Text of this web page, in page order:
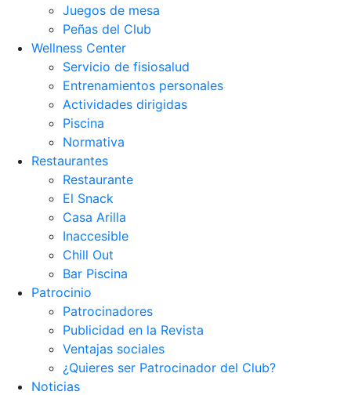
Juegos de mesa
Peñas del Club
Wellness Center
Servicio de fisiosalud
Entrenamientos personales
Actividades dirigidas
Piscina
Normativa
Restaurantes
Restaurante
El Snack
Casa Arilla
Inaccesible
Chill Out
Bar Piscina
Patrocinio
Patrocinadores
Publicidad en la Revista
Ventajas sociales
¿Quieres ser Patrocinador del Club?
Noticias